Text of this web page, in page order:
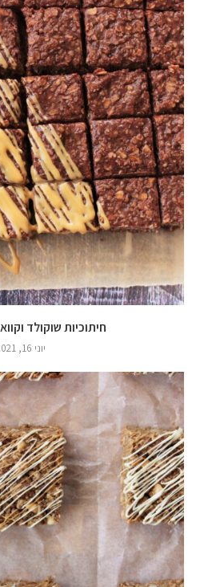
חיתוכיות שוקולד
יוני 16, 2021